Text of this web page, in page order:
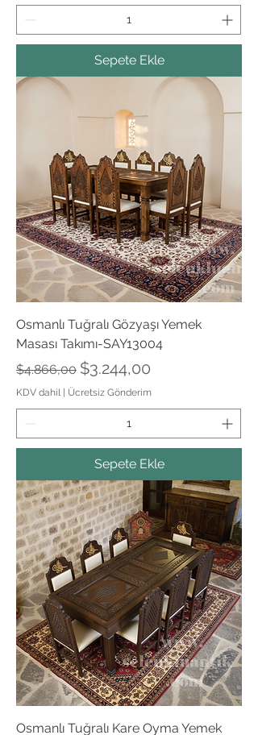
Sepete Ekle
Osmanlı Tuğralı Gözyaşı Yemek
Masası Takımı-SAY13004
Normal Fiyat
$4.866,00 İndirimli Fiyat
$3.244,00
KDV dahil | Ücretsiz Gönderim
Sepete Ekle
Osmanlı Tuğralı Kare Oyma Yemek